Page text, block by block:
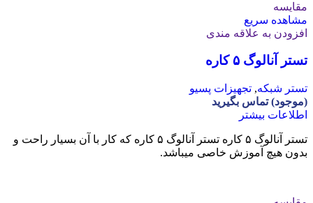
مقایسه
مشاهده سریع
افزودن به علاقه مندی
تستر آنالوگ ۵ کاره
تستر شبکه, تجهیزات پسیو
(موجود) تماس بگیرید
اطلاعات بیشتر
تستر آنالوگ ۵ کاره تستر آنالوگ ۵ کاره که کار با آن بسیار راحت و
بدون هیچ آموزش خاصی میباشد.